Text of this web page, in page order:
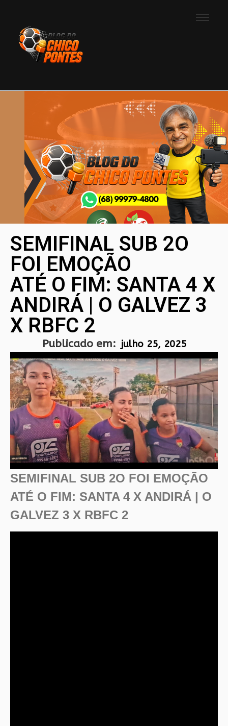
SEMIFINAL SUB 2O
FOI EMOÇÃO
ATÉ O FIM: SANTA 4 X
ANDIRÁ | O GALVEZ 3
X RBFC 2
Publicado em: julho 25, 2025
SEMIFINAL SUB 2O FOI EMOÇÃO
ATÉ O FIM: SANTA 4 X ANDIRÁ | O
GALVEZ 3 X RBFC 2